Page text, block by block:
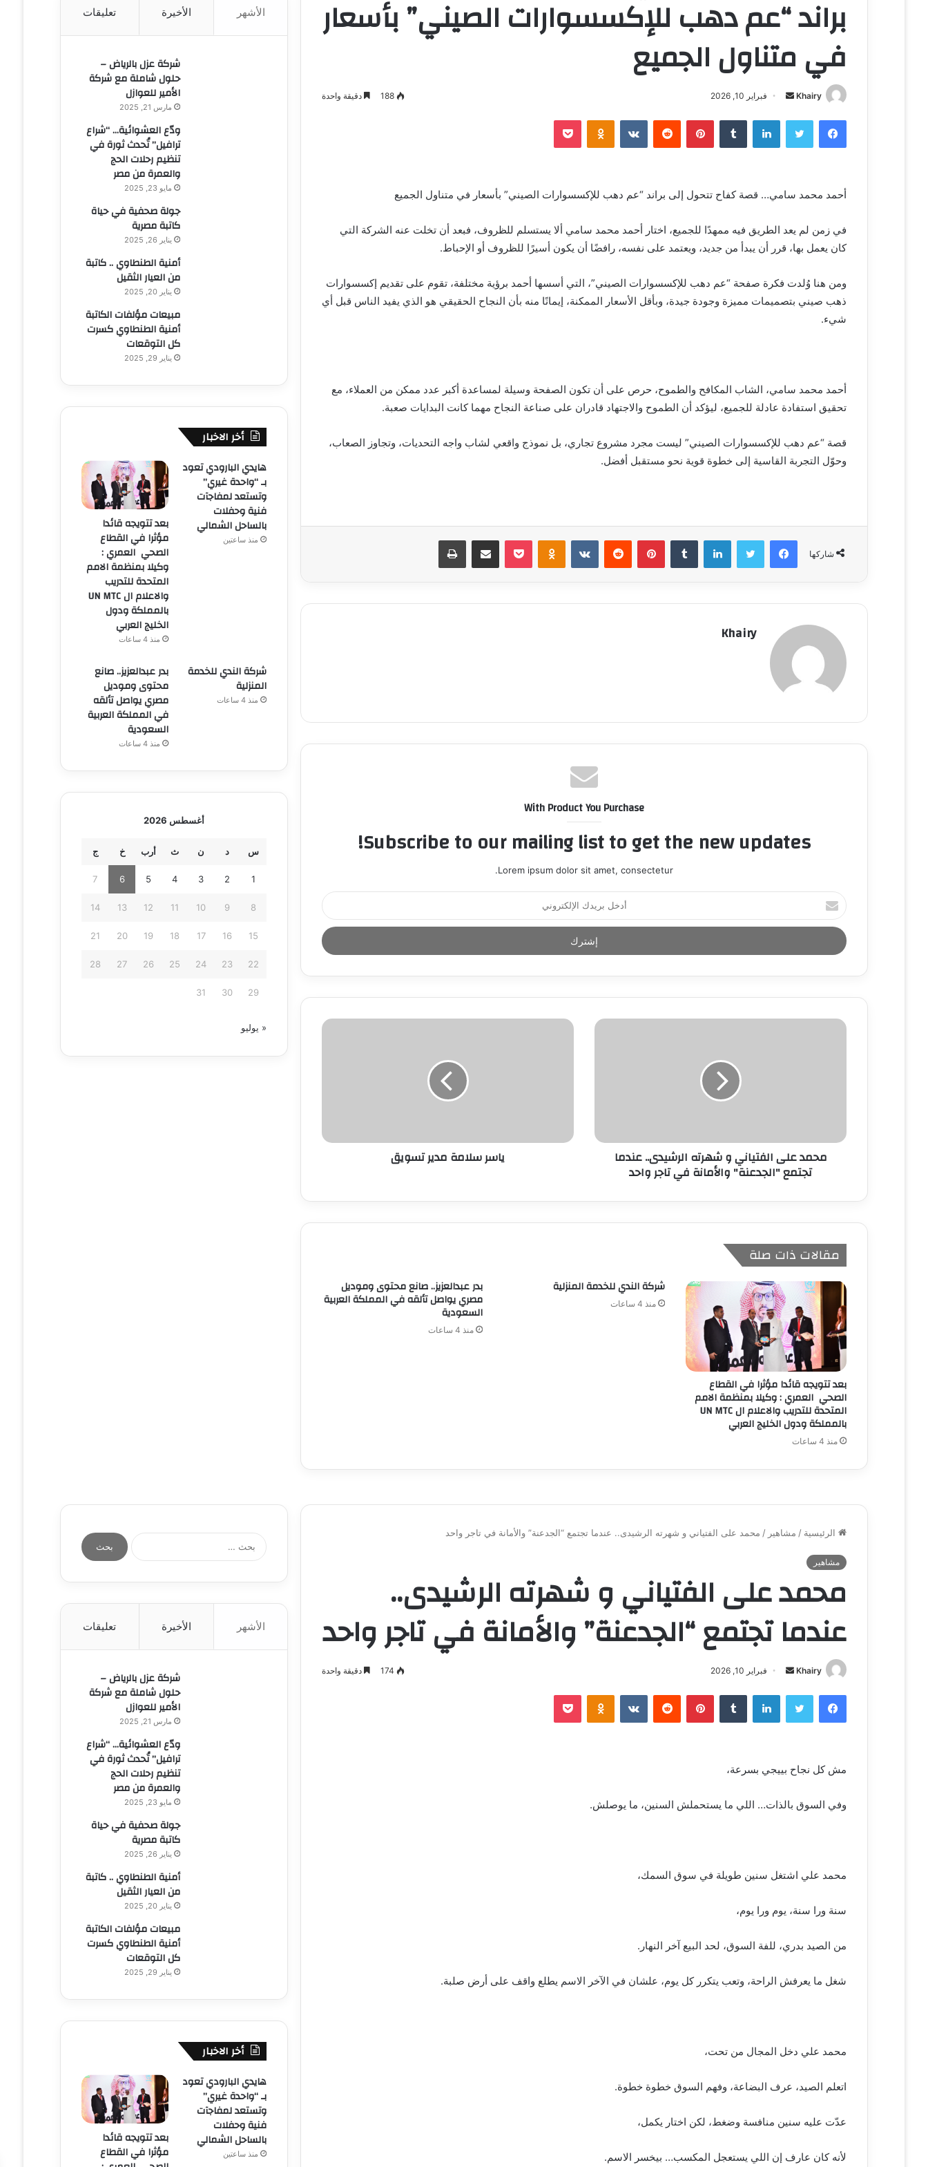
براند “عم دهب للإكسسوارات الصيني” بأسعار
في متناول الجميع
Khairy
أ
ل
ي
ا
إ
ك
فبراير 10, 2026 188 دقيقة واحدة
فيسبوك تويتر لينكدإن ‏Tumblr بينتيريست ‏Reddit
‏VKontakte
Odnoklassniki بوكيت
أحمد محمد سامي… قصة كفاح تتحول إلى براند “عم دهب للإكسسوارات الصيني” بأسعار في متناول الجميع
في زمن لم يعد الطريق فيه ممهدًا للجميع، اختار أحمد محمد سامي ألا يستسلم للظروف، فبعد أن تخلت عنه الشركة التي
كان يعمل بها، قرر أن يبدأ من جديد، ويعتمد على نفسه، رافضًا أن يكون أسيرًا للظروف أو الإحباط.
ومن هنا وُلدت فكرة صفحة “عم دهب للإكسسوارات الصيني”، التي أسسها أحمد برؤية مختلفة، تقوم على تقديم إكسسوارات
ذهب صيني بتصميمات مميزة وجودة جيدة، وبأقل الأسعار الممكنة، إيمانًا منه بأن النجاح الحقيقي هو الذي يفيد الناس قبل أي
شيء.
أحمد محمد سامي، الشاب المكافح والطموح، حرص على أن تكون الصفحة وسيلة لمساعدة أكبر عدد ممكن من العملاء، مع
تحقيق استفادة عادلة للجميع، ليؤكد أن الطموح والاجتهاد قادران على صناعة النجاح مهما كانت البدايات صعبة.
قصة “عم دهب للإكسسوارات الصيني” ليست مجرد مشروع تجاري، بل نموذج واقعي لشاب واجه التحديات، وتجاوز الصعاب،
وحوّل التجربة القاسية إلى خطوة قوية نحو مستقبل أفضل.
شاركها
فيسبوك تويتر لينكدإن ‏Tumblr بينتيريست ‏Reddit
‏VKontakte
Odnoklassniki بوكيت مشاركة عبر البريد طباعة
Khairy
With Product You Purchase
Subscribe to our mailing list to get the new updates!
Lorem ipsum dolor sit amet, consectetur.
أ
د
خ
ل
د
ا
محمد على الفتياني و شهرته الرشيدى.. عندما
تجتمع "الجدعنة" والأمانة في تاجر واحد
ياسر سلامة مدير تسويق
مقالات ذات صلة
بعد تتويجه قائدا مؤثرا في القطاع
الصحي العمري : وكيلا بمنظمة الامم
المتحدة للتدريب والاعلام ال UN MTC
بالمملكة ودول الخليج العربي
منذ 4 ساعات
شركة الندي للخدمة المنزلية
منذ 4 ساعات
بدر عبدالعزيز.. صانع محتوى وموديل
مصري يواصل تألقه في المملكة العربية
السعودية
منذ 4 ساعات
الأشهر الأخيرة تعليقات
شركة عزل بالرياض –
حلول شاملة مع شركة
الأمير للعوازل
مارس 21, 2025
ودّع العشوائية… “شراع
ترافيل” تُحدث ثورة في
تنظيم رحلات الحج
والعمرة من مصر
مايو 23, 2025
جولة صحفية في حياة
كاتبة مصرية
يناير 26, 2025
أمنية الطنطاوي .. كاتبة
من العيار الثقيل
يناير 20, 2025
مبيعات مؤلفات الكاتبة
أمنية الطنطاوي كسرت
كل التوقعات
يناير 29, 2025
أخر الاخبار
هايدي البارودي تعود
بـ “واحدة غيري”
وتستعد لمفاجآت
فنية وحفلات
بالساحل الشمالي
منذ ساعتين
بعد تتويجه قائدا
مؤثرا في القطاع
الصحي العمري :
وكيلا بمنظمة الامم
المتحدة للتدريب
والاعلام ال UN MTC
بالمملكة ودول
الخليج العربي
منذ 4 ساعات
شركة الندي للخدمة
المنزلية
منذ 4 ساعات
بدر عبدالعزيز.. صانع
محتوى وموديل
مصري يواصل تألقه
في المملكة العربية
السعودية
منذ 4 ساعات
أغسطس 2026
س د ن ث أرب خ ج
1
2
3
4
5
6
7
8
9
10
11
12
13
14
15
16
17
18
19
20
21
22
23
24
25
26
27
28
29
30
31
« يوليو